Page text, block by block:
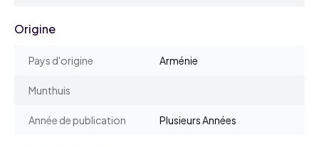
Origine
Pays d'origine Arménie
Munthuis
Année de publication Plusieurs Années